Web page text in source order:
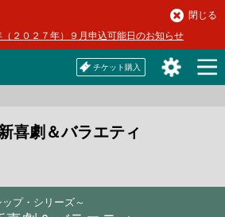
（２０２７年）９月申込可能日のお知らせ
閉じる
チケット購入
喜劇＆バラエティ
プ・シリーズ～